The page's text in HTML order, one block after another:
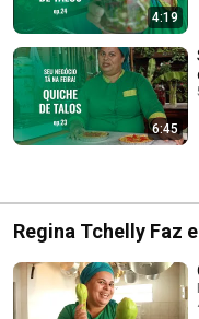
4:19
6:45
Regina Tchelly Faz